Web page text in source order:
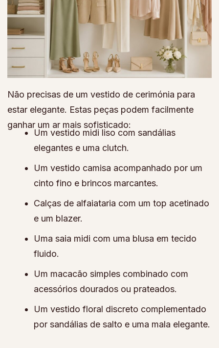
Não precisas de um vestido de cerimónia para
estar elegante. Estas peças podem facilmente
ganhar um ar mais sofisticado:
Um vestido midi liso com sandálias
elegantes e uma clutch.
Um vestido camisa acompanhado por um
cinto fino e brincos marcantes.
Calças de alfaiataria com um top acetinado
e um blazer.
Uma saia midi com uma blusa em tecido
fluido.
Um macacão simples combinado com
acessórios dourados ou prateados.
Um vestido floral discreto complementado
por sandálias de salto e uma mala elegante.